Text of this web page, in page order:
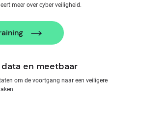
meer over cyber veiligheid.
en meetbaar
om de voortgang naar een veiligere